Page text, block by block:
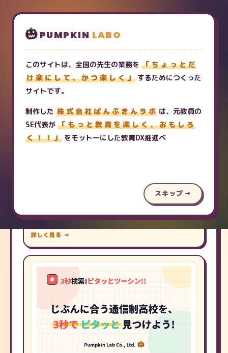
🎃PUMPKIN LABO
このサイ トは、 全国の先生の業務を 「 ち ょ っ と だ
け 楽 に し て 、 か つ 楽 し く 」 するためにつく った
サイ トです。
制作した 株 式 会 社 ぱ ん ぷ き ん ラ ボ は、 元教員の
SE代表が 「 も っ と 教 育 を 楽 し く 、 お も し ろ
く ！ ！ 」 をモッ トーに した教育DX推進ベ
スキップ →
PUMPKIN LABO
TeacherHub
🛠️ 業務に役立つPumpkin Laboのツール集
とつに。
詳しく見る →